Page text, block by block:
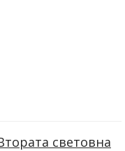
световна